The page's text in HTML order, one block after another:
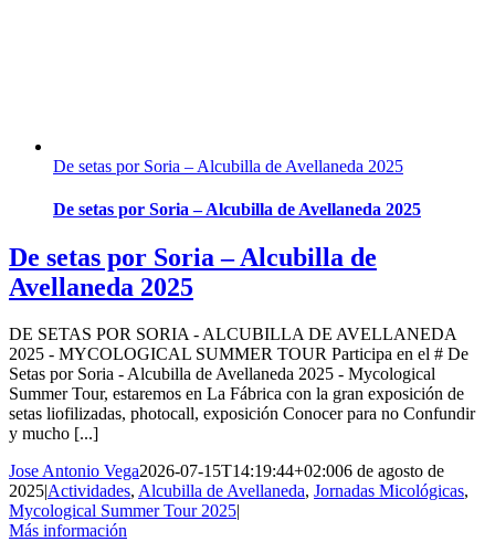
De setas por Soria – Alcubilla de Avellaneda 2025
De setas por Soria – Alcubilla de Avellaneda 2025
De setas por Soria – Alcubilla de
Avellaneda 2025
DE SETAS POR SORIA - ALCUBILLA DE AVELLANEDA
2025 - MYCOLOGICAL SUMMER TOUR Participa en el # De
Setas por Soria - Alcubilla de Avellaneda 2025 - Mycological
Summer Tour, estaremos en La Fábrica con la gran exposición de
setas liofilizadas, photocall, exposición Conocer para no Confundir
y mucho [...]
Jose Antonio Vega2026-07-15T14:19:44+02:006 de agosto de
2025|Actividades, Alcubilla de Avellaneda, Jornadas Micológicas,
Mycological Summer Tour 2025|
Más información